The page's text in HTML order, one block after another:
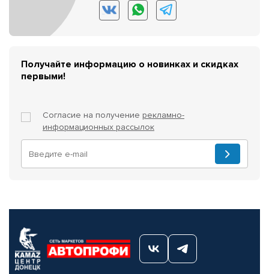
Получайте информацию о новинках и скидках
первыми!
Согласие на получение рекламно-
информационных рассылок